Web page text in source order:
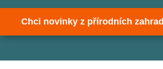
Chci novinky z přírodních zahrad